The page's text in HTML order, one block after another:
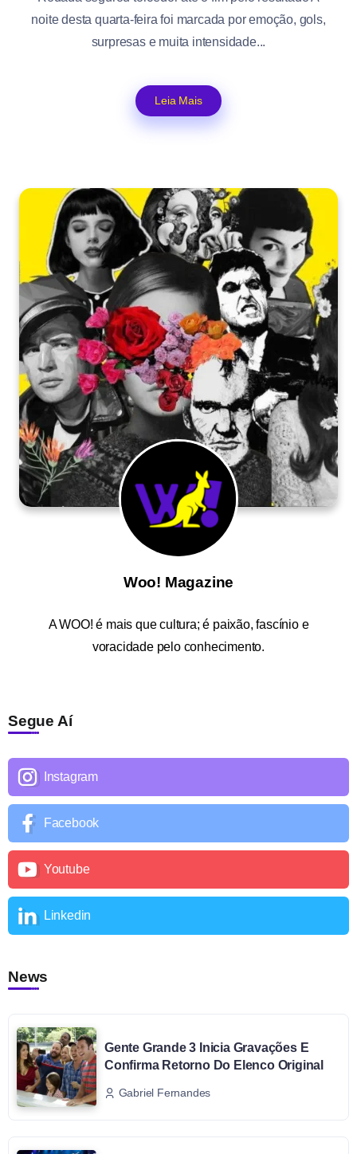
noite desta quarta-feira foi marcada por emoção, gols,
surpresas e muita intensidade...
Leia Mais
Woo! Magazine
AWOO! é mais que cultura; é paixão, fascínio e
voracidade pelo conhecimento.
Segue Aí
Instagram
Facebook
Youtube
Linkedin
News
Gente Grande 3 Inicia Gravações E
Confirma Retorno Do Elenco Original
Gabriel Fernandes